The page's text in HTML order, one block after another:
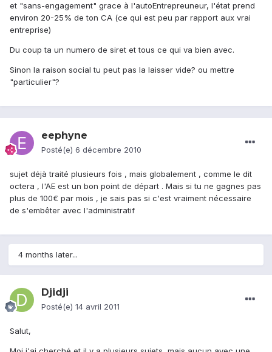
et "sans-engagement" grace à l'autoEntrepreuneur, l'état prend
environ 20-25% de ton CA (ce qui est peu par rapport aux vrai
entreprise)
Du coup ta un numero de siret et tous ce qui va bien avec.
Sinon la raison social tu peut pas la laisser vide? ou mettre
"particulier"?
eephyne
Posté(e) 6 décembre 2010
sujet déjà traité plusieurs fois , mais globalement , comme le dit
octera , l'AE est un bon point de départ . Mais si tu ne gagnes pas
plus de 100€ par mois , je sais pas si c'est vraiment nécessaire
de s'embêter avec l'administratif
4 months later...
Djidji
Posté(e) 14 avril 2011
Salut,